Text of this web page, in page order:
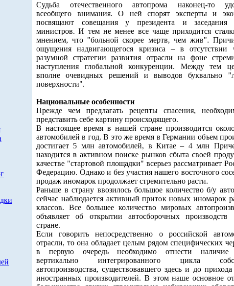
Судьба отечественного автопрома наконец-то
всеобщего внимания. О ней спорят эксперты и
посвящают совещания у президента и заседания
министров. И тем не менее все чаще приходится
мнением, что "больной скорее мертв, чем жив".
ощущения надвигающегося кризиса – в отсутствии
разумной стратегии развития отрасли на фоне
наступления глобальной конкуренции. Между тем
вполне очевидных решений и выводов буквально
поверхности".
Национальные особенности
Прежде чем предлагать рецепты спасения,
представить себе картину происходящего.
В настоящее время в нашей стране производится
автомобилей в год. В это же время в Германии объем
достигает 5 млн автомобилей, в Китае – 4 млн
находится в активном поиске рынков сбыта своей
качестве "стартовой площадки" всерьез рассматривает
Федерацию. Однако и без участия нашего восточного
продаж иномарок продолжает стремительно расти.
Раньше в страну ввозилось большое количество б/у
сейчас наблюдается активный приток новых иномарок
классов. Все большее количество мировых
объявляет об открытии автосборочных
стране.
Если говорить непосредственно о российской
отрасли, то она обладает целым рядом специфических
в первую очередь необходимо отнести наличие
вертикально интегрированного цикла
автопроизводства, существовавшего здесь и до
иностранных производителей. В этом наше основное